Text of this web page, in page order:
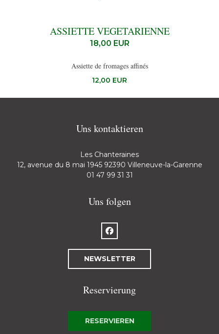
ASSIETTE VEGETARIENNE
18,00 EUR
Assiette de fromages affinés
12,00 EUR
Uns kontaktieren
Les Chanteraines
12, avenue du 8 mai 1945 92390 Villeneuve-la-Garenne
01 47 99 31 31
Uns folgen
Facebook ((öffnet ein neues
NEWSLETTER
Reservierung
RESERVIEREN